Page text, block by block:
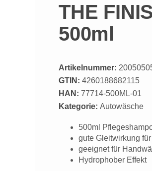
THE
500ml
Artikelnummer:
GTIN: 4260188682115
HAN: 77714-500ML-01
Kategorie: Autowäsche
500ml
gute Gleitwirkung
geeignet für
Hydrophober Effekt